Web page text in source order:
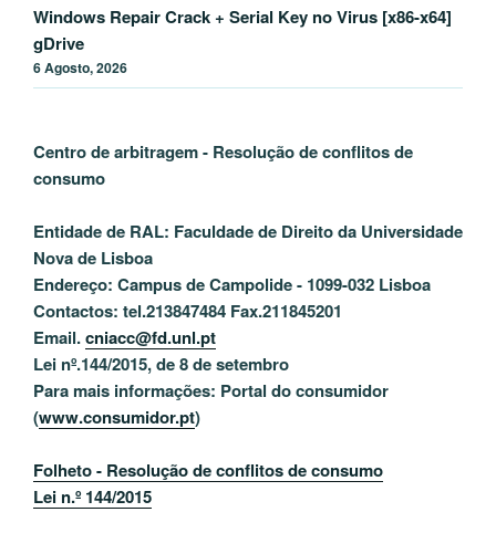
Windows Repair Crack + Serial Key no Virus [x86-x64]
gDrive
6 Agosto, 2026
Centro de arbitragem - Resolução de conflitosde
consumo
Entidade de RAL: Faculdade de Direito da Universidade
Nova de Lisboa
Endereço: Campus de Campolide - 1099-032 Lisboa
Contactos: tel.213847484 Fax.211845201
Email.cniacc@fd.unl.pt
Lei nº.144/2015, de 8 de setembro
Para mais informações: Portal do consumidor
(www.consumidor.pt)
Folheto - Resolução de conflitos de consumo
Lei n.º 144/2015